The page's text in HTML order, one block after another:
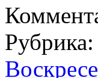
Рубрика: